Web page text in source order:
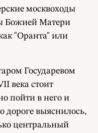
москвоходы
Божией Матери
"Оранта" или
Государевом
века стоит
пойти в него и
дороге выяснилось,
центральный